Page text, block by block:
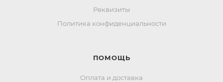
Реквизиты
Политика конфиденциальности
ПОМОЩЬ
Оплата и доставка